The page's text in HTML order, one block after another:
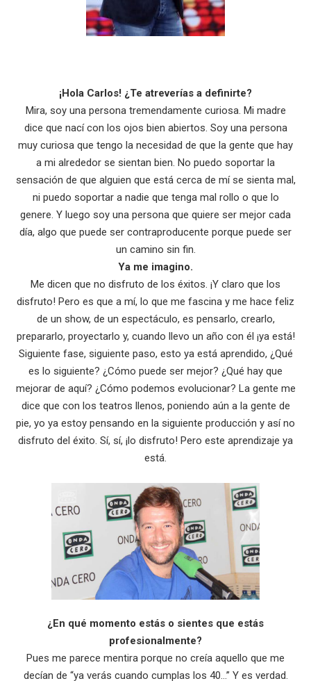
¡Hola Carlos! ¿Te atreverías a definirte?
Mira, soy una persona tremendamente curiosa. Mi madre
dice que nací con los ojos bien abiertos. Soy una persona
muy curiosa que tengo la necesidad de que la gente que hay
a mi alrededor se sientan bien. No puedo soportar la
sensación de que alguien que está cerca de mí se sienta mal,
ni puedo soportar a nadie que tenga mal rollo o que lo
genere. Y luego soy una persona que quiere ser mejor cada
día, algo que puede ser contraproducente porque puede ser
un camino sin fin.
Ya me imagino.
Me dicen que no disfruto de los éxitos. ¡Y claro que los
disfruto! Pero es que a mí, lo que me fascina y me hace feliz
de un show, de un espectáculo, es pensarlo, crearlo,
prepararlo, proyectarlo y, cuando llevo un año con él ¡ya está!
Siguiente fase, siguiente paso, esto ya está aprendido, ¿Qué
es lo siguiente? ¿Cómo puede ser mejor? ¿Qué hay que
mejorar de aquí? ¿Cómo podemos evolucionar? La gente me
dice que con los teatros llenos, poniendo aún a la gente de
pie, yo ya estoy pensando en la siguiente producción y así no
disfruto del éxito. Sí, sí, ¡lo disfruto! Pero este aprendizaje ya
está.
¿En qué momento estás o sientes que estás
profesionalmente?
Pues me parece mentira porque no creía aquello que me
decían de “ya verás cuando cumplas los 40…” Y es verdad.